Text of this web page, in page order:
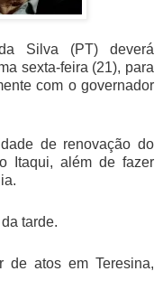
Silva (PT) deverá
sexta-feira (21), para
com o governador
de renovação do
Itaqui, além de fazer
tarde.
de atos em Teresina,